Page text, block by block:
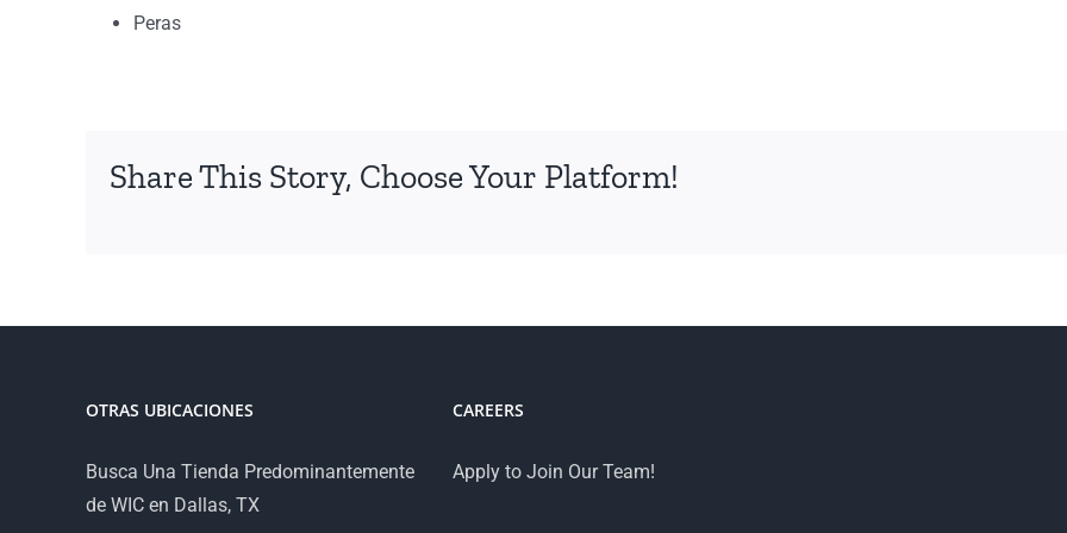
Peras
Share This Story, Choose Your Platform!
OTRAS UBICACIONES
Busca Una Tienda Predominantemente
de WIC en Dallas, TX
CAREERS
Apply to Join Our Team!